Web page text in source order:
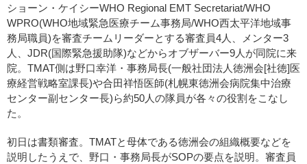
ショーン・ケイシーWHO Regional EMT Secretariat/WHO
WPRO(WHO地域緊急医療チーム事務局/WHO西太平洋地域事
務局職員)を審査チームリーダーとする審査員4人、メンター3
人、JDR(国際緊急援助隊)などからオブザーバー9人が同院に来
院。TMAT側は野口幸洋・事務局長(一般社団法人徳洲会[社徳]医
療経営戦略室課長)や合田祥悟医師(札幌東徳洲会病院集中治療
センター副センター長)ら約50人の隊員が各々の役割をこなし
た。
初日は書類審査。TMATと母体である徳洲会の組織概要などを
説明したうえで、野口・事務局長がSOPの要点を説明。審査員